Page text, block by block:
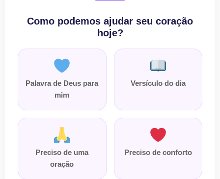
Como podemos ajudar seu coração
hoje?
Palavra de Deus para
mim
Versículo do dia
Preciso de uma
oração
Preciso de conforto